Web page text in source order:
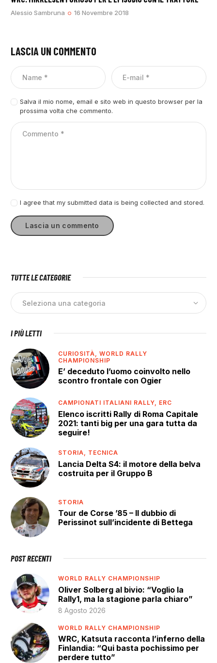
Alessio Sambruna 16 Novembre 2018
LASCIA UN COMMENTO
Salva il mio nome, email e sito web in questo browser per la
prossima volta che commento.
I agree that my submitted data is being collected and stored.
TUTTE LE CATEGORIE
I PIÙ LETTI
CURIOSITÀ,WORLD RALLY
CHAMPIONSHIP
E’ deceduto l’uomo coinvolto nello
scontro frontale con Ogier
CAMPIONATI ITALIANI RALLY, ERC
Elenco iscritti Rally di Roma Capitale
2021: tanti big per una gara tutta da
seguire!
STORIA, TECNICA
Lancia Delta S4: il motore della belva
costruita per il Gruppo B
STORIA
Tour de Corse ’85 – Il dubbio di
Perissinot sull’incidente di Bettega
POST RECENTI
WORLD RALLY CHAMPIONSHIP
Oliver Solberg al bivio: “Voglio la
Rally1, ma la stagione parla chiaro”
8 Agosto 2026
WORLD RALLY CHAMPIONSHIP
WRC, Katsuta racconta l’inferno della
Finlandia: “Qui basta pochissimo per
perdere tutto”